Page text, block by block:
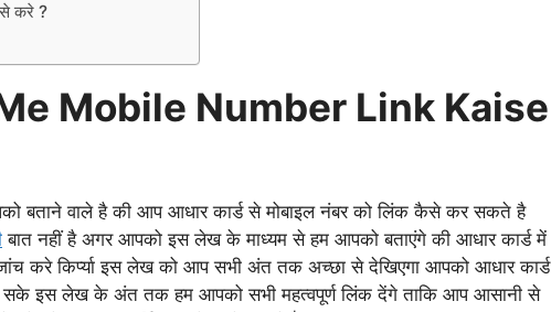
करे ?
Mobile Number Link Kaise
बताने वाले है की आप आधार कार्ड से मोबाइल नंबर को लिंक कैसे कर सकते है
बात नहीं है अगर आपको इस लेख के माध्यम से हम आपको बताएंगे की आधार कार्ड में
करे किर्प्या इस लेख को आप सभी अंत तक अच्छा से देखिएगा आपको आधार कार्ड
सके इस लेख के अंत तक हम आपको सभी महत्वपूर्ण लिंक देंगे ताकि आप आसानी से